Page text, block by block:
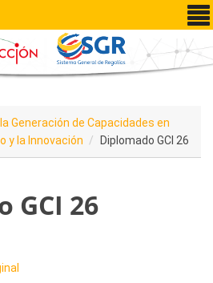
Generación de Capacidades en
y la Innovación
Diplomado GCI 26
GCI 26